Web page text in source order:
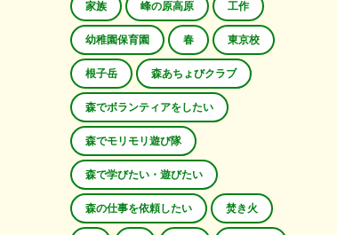
家族 峰の原高原 工作
幼稚園保育園 春 東京校
根子岳 森あちょびクラブ
森でボランティアをしたい
森でモリモリ遊び隊
森で学びたい・遊びたい
森の仕事を依頼したい 焚き火